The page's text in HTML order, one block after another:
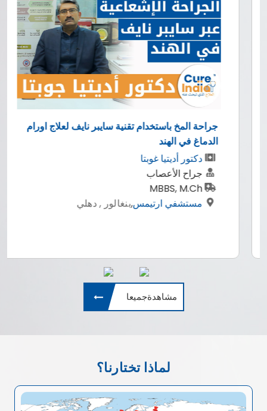
المخ باستخدام تقنية سايبر نايف لعلاج اورام
دكتور أديتيا غوبتا
جراح الأعصاب
MBBS, M.Ch
مستشفي ارتيمس,بنغالور , دهلي
مشاهدةجميعا
لماذا تختارنا؟